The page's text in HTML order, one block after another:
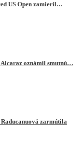
US Open zamieril…
oznámil smutnú…
zarmútila